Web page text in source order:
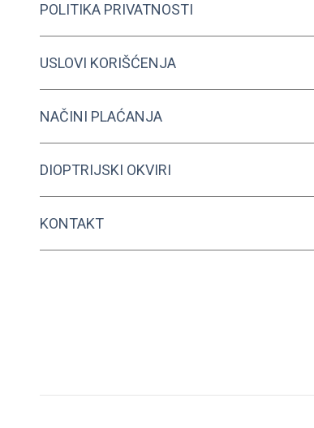
POLITIKA PRIVATNOSTI
USLOVI KORIŠĆENJA
NAČINI PLAĆANJA
DIOPTRIJSKI OKVIRI
KONTAKT